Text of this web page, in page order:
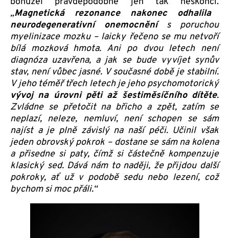
„Magnetická rezonance nakonec odhalila
neurodegenerativní onemocněnís poruchou
myelinizace mozku – laicky řečeno se mu netvoří
bílá mozková hmota. Ani po dvou letech není
diagnóza uzavřena, a jak se bude vyvíjet synův
stav, není vůbec jasné. V současné době je stabilní.
V jeho téměř třech letech je jeho psychomotorický
vývoj na úrovni pěti až šestiměsíčního dítěte.
Zvládne se přetočit na břicho a zpět, zatím se
neplazí, neleze, nemluví, není schopen se sám
najíst a je plně závislý na naší péči. Učinil však
jeden obrovský pokrok – dostane se sám na kolena
a přisedne si paty, čímž si částečně kompenzuje
klasický sed. Dává nám to naději, že přijdou další
pokroky, ať už v podobě sedu nebo lezení, což
bychom si moc přáli.“